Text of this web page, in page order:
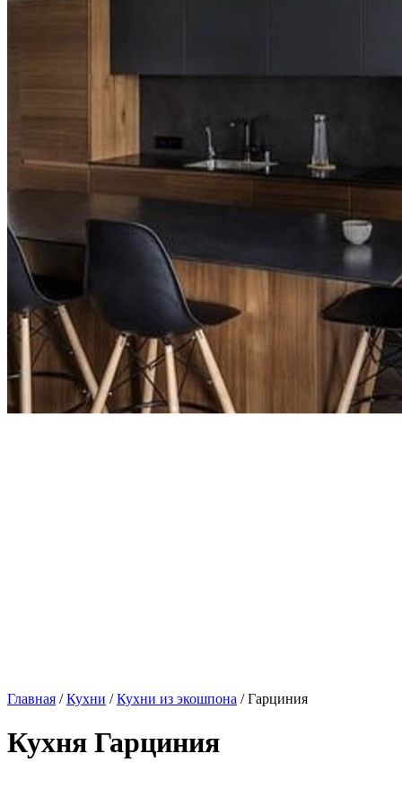
Главная /Кухни /Кухни из экошпона / Гарциния
Кухня Гарциния